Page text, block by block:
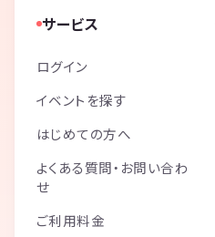
サービス
ログイン
イベントを探す
はじめての方へ
よくある質問・お問い合わ
せ
ご利用料金